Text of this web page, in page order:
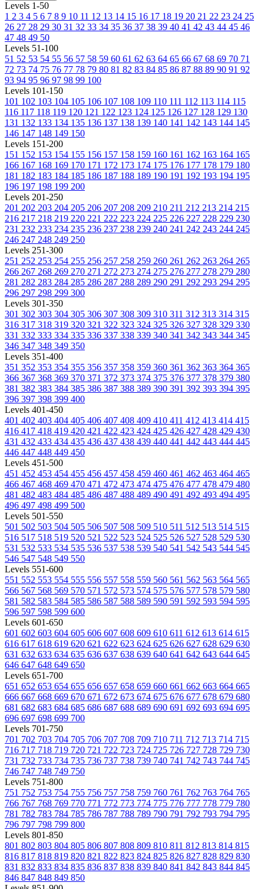
Levels 1-50
1 2 3 4 5 6 7 8 9 10 11 12 13 14 15 16 17 18 19 20 21 22 23 24 25
26 27 28 29 30 31 32 33 34 35 36 37 38 39 40 41 42 43 44 45 46
47 48 49 50
Levels 51-100
51 52 53 54 55 56 57 58 59 60 61 62 63 64 65 66 67 68 69 70 71
72 73 74 75 76 77 78 79 80 81 82 83 84 85 86 87 88 89 90 91 92
93 94 95 96 97 98 99 100
Levels 101-150
101 102 103 104 105 106 107 108 109 110 111 112 113 114 115
116 117 118 119 120 121 122 123 124 125 126 127 128 129 130
131 132 133 134 135 136 137 138 139 140 141 142 143 144 145
146 147 148 149 150
Levels 151-200
151 152 153 154 155 156 157 158 159 160 161 162 163 164 165
166 167 168 169 170 171 172 173 174 175 176 177 178 179 180
181 182 183 184 185 186 187 188 189 190 191 192 193 194 195
196 197 198 199 200
Levels 201-250
201 202 203 204 205 206 207 208 209 210 211 212 213 214 215
216 217 218 219 220 221 222 223 224 225 226 227 228 229 230
231 232 233 234 235 236 237 238 239 240 241 242 243 244 245
246 247 248 249 250
Levels 251-300
251 252 253 254 255 256 257 258 259 260 261 262 263 264 265
266 267 268 269 270 271 272 273 274 275 276 277 278 279 280
281 282 283 284 285 286 287 288 289 290 291 292 293 294 295
296 297 298 299 300
Levels 301-350
301 302 303 304 305 306 307 308 309 310 311 312 313 314 315
316 317 318 319 320 321 322 323 324 325 326 327 328 329 330
331 332 333 334 335 336 337 338 339 340 341 342 343 344 345
346 347 348 349 350
Levels 351-400
351 352 353 354 355 356 357 358 359 360 361 362 363 364 365
366 367 368 369 370 371 372 373 374 375 376 377 378 379 380
381 382 383 384 385 386 387 388 389 390 391 392 393 394 395
396 397 398 399 400
Levels 401-450
401 402 403 404 405 406 407 408 409 410 411 412 413 414 415
416 417 418 419 420 421 422 423 424 425 426 427 428 429 430
431 432 433 434 435 436 437 438 439 440 441 442 443 444 445
446 447 448 449 450
Levels 451-500
451 452 453 454 455 456 457 458 459 460 461 462 463 464 465
466 467 468 469 470 471 472 473 474 475 476 477 478 479 480
481 482 483 484 485 486 487 488 489 490 491 492 493 494 495
496 497 498 499 500
Levels 501-550
501 502 503 504 505 506 507 508 509 510 511 512 513 514 515
516 517 518 519 520 521 522 523 524 525 526 527 528 529 530
531 532 533 534 535 536 537 538 539 540 541 542 543 544 545
546 547 548 549 550
Levels 551-600
551 552 553 554 555 556 557 558 559 560 561 562 563 564 565
566 567 568 569 570 571 572 573 574 575 576 577 578 579 580
581 582 583 584 585 586 587 588 589 590 591 592 593 594 595
596 597 598 599 600
Levels 601-650
601 602 603 604 605 606 607 608 609 610 611 612 613 614 615
616 617 618 619 620 621 622 623 624 625 626 627 628 629 630
631 632 633 634 635 636 637 638 639 640 641 642 643 644 645
646 647 648 649 650
Levels 651-700
651 652 653 654 655 656 657 658 659 660 661 662 663 664 665
666 667 668 669 670 671 672 673 674 675 676 677 678 679 680
681 682 683 684 685 686 687 688 689 690 691 692 693 694 695
696 697 698 699 700
Levels 701-750
701 702 703 704 705 706 707 708 709 710 711 712 713 714 715
716 717 718 719 720 721 722 723 724 725 726 727 728 729 730
731 732 733 734 735 736 737 738 739 740 741 742 743 744 745
746 747 748 749 750
Levels 751-800
751 752 753 754 755 756 757 758 759 760 761 762 763 764 765
766 767 768 769 770 771 772 773 774 775 776 777 778 779 780
781 782 783 784 785 786 787 788 789 790 791 792 793 794 795
796 797 798 799 800
Levels 801-850
801 802 803 804 805 806 807 808 809 810 811 812 813 814 815
816 817 818 819 820 821 822 823 824 825 826 827 828 829 830
831 832 833 834 835 836 837 838 839 840 841 842 843 844 845
846 847 848 849 850